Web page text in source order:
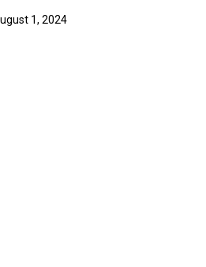
1, 2024